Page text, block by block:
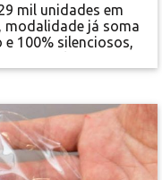
mil unidades em
modalidade já soma
100% silenciosos,
ambientais
a emissão de